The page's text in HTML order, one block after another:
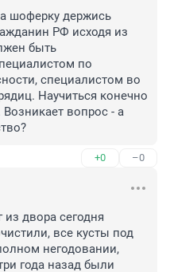
шоферку держись
РФ исходя из
быть
по
специалистом во
Научиться конечно
вопрос - а
+0 –0
двора сегодня
все кусты под
негодовании,
года назад были